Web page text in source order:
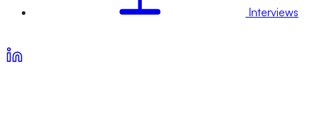
Interviews